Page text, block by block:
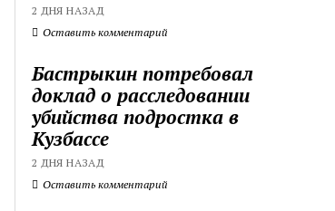
2 ДНЯ НАЗАД
Оставить комментарий
Бастрыкин потребовал
доклад о расследовании
убийства подростка в
Кузбассе
2 ДНЯ НАЗАД
Оставить комментарий